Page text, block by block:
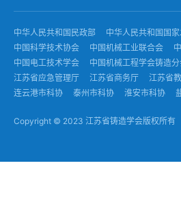
中华人民共和国民政部 中华人民共和国国
中国科学技术协会
中国机械工业联合会
中国电工技术学会
中国机械工程学会铸造
江苏省应急管理厅
江苏省商务厅 江苏省
连云港市科协
泰州市科协 淮安市科协
Copyright © 2023 江苏省铸造学会版权所有